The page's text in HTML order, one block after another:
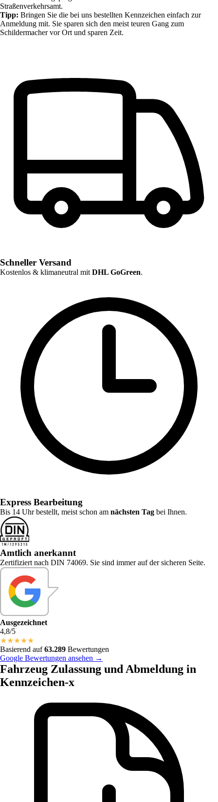
Straßenverkehrsamt.
Tipp: Bringen Sie die bei uns bestellten Kennzeichen einfach zur
Anmeldung mit. Sie sparen sich den meist teuren Gang zum
Schildermacher vor Ort und sparen Zeit.
Schneller Versand
Kostenlos & klimaneutral mit DHL GoGreen.
Express Bearbeitung
Bis 14 Uhr bestellt, meist schon am nächsten Tag bei Ihnen.
Amtlich anerkannt
Zertifiziert nach DIN 74069. Sie sind immer auf der sicheren Seite.
Ausgezeichnet
4,8/5
★★★★★
Basierend auf63.289 Bewertungen
Google Bewertungen ansehen →
Fahrzeug Zulassung und Abmeldung in
Kennzeichen-x